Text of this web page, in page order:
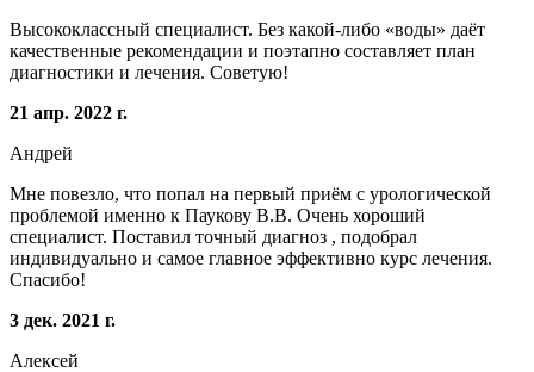
Высококлассный специалист. Без какой-либо «воды» даёт
качественные рекомендации и поэтапно составляет план
диагностики и лечения. Советую!
21 апр. 2022 г.
Андрей
Мне повезло, что попал на первый приём с урологической
проблемой именно к Паукову В.В. Очень хороший
специалист. Поставил точный диагноз , подобрал
индивидуально и самое главное эффективно курс лечения.
Спасибо!
3 дек. 2021 г.
Алексей